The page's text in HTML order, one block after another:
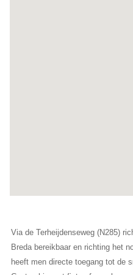
Via de Terheijdenseweg (N285)
Breda bereikbaar en richting het
heeft men directe toegang tot de